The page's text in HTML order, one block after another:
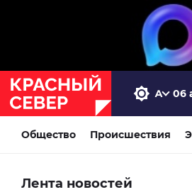
06
Общество Происшествия
Лента новостей